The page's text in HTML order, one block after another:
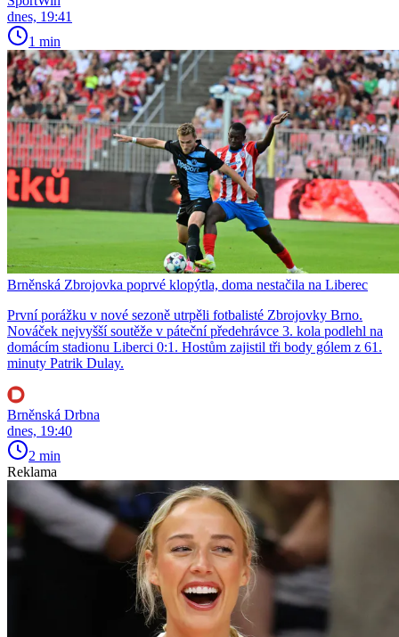
dnes, 19:41
1 min
Brněnská Zbrojovka poprvé klopýtla, doma nestačila na Liberec
První porážku v nové sezoně utrpěli fotbalisté Zbrojovky Brno.
Nováček nejvyšší soutěže v páteční předehrávce 3. kola podlehl na
domácím stadionu Liberci 0:1. Hostům zajistil tři body gólem z 61.
minuty Patrik Dulay.
Brněnská Drbna
dnes, 19:40
2 min
Reklama